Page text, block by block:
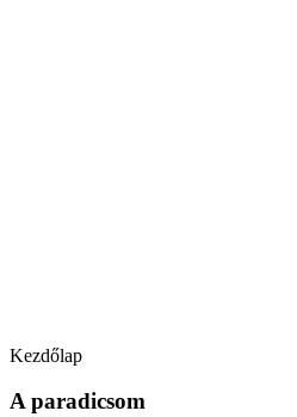
Kezdőlap
A paradicsom